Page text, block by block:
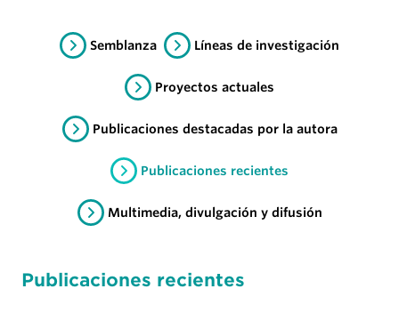
Semblanza Líneas de investigación
Proyectos actuales
Publicaciones destacadas por la autora
Publicaciones recientes
Multimedia, divulgación y difusión
Publicaciones recientes